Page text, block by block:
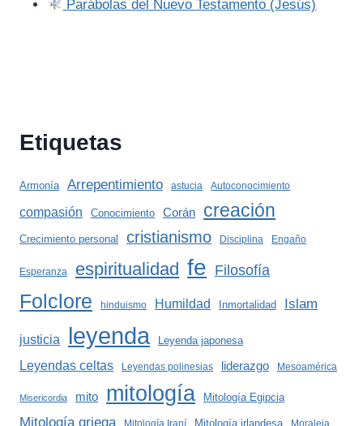
Parábolas del Nuevo Testamento (Jesús)
Etiquetas
Armonía Arrepentimiento astucia Autoconocimiento
compasión Conocimiento Corán creación
Crecimiento personal cristianismo Disciplina Engaño
Esperanza espiritualidad fe Filosofía
Folclore hinduismo Humildad Inmortalidad Islam
justicia leyenda Leyenda japonesa
Leyendas celtas Leyendas polinesias liderazgo Mesoamérica
Misericordia mito mitología Mitología Egipcia
Mitología griega Mitología Iraní Mitología irlandesa Moraleja